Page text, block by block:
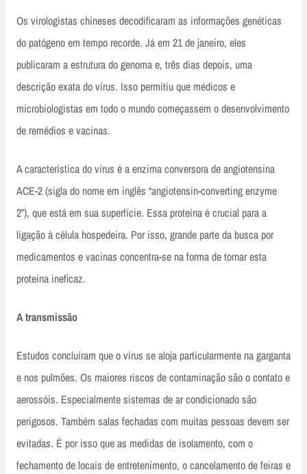
Os virologistas chineses decodificaram as informações genéticas
do patógeno em tempo recorde. Já em 21 de janeiro, eles
publicaram a estrutura do genoma e, três dias depois, uma
descrição exata do vírus. Isso permitiu que médicos e
microbiologistas em todo o mundo começassem o desenvolvimento
de remédios e vacinas.
A característica do vírus é a enzima conversora de angiotensina
ACE-2 (sigla do nome em inglês “angiotensin-converting enzyme
2”), que está em sua superfície. Essa proteína é crucial para a
ligação à célula hospedeira. Por isso, grande parte da busca por
medicamentos e vacinas concentra-se na forma de tornar esta
proteína ineficaz.
A transmissão
Estudos concluíram que o vírus se aloja particularmente na garganta
e nos pulmões. Os maiores riscos de contaminação são o contato e
aerossóis. Especialmente sistemas de ar condicionado são
perigosos. Também salas fechadas com muitas pessoas devem ser
evitadas. É por isso que as medidas de isolamento, com o
fechamento de locais de entretenimento, o cancelamento de feiras e